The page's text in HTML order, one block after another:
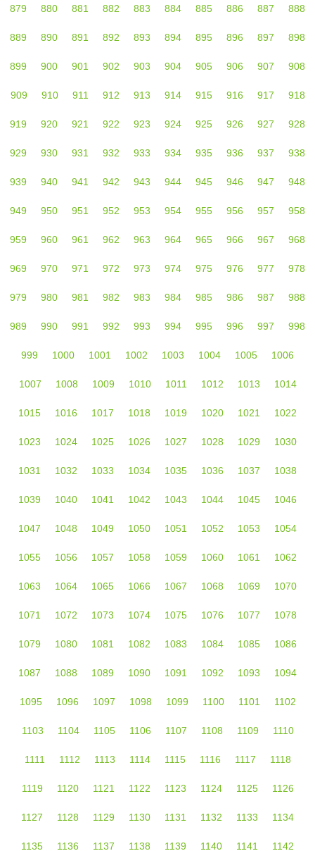
879 880 881 882 883 884 885 886 887 888
889 890 891 892 893 894 895 896 897 898
899 900 901 902 903 904 905 906 907 908
909 910 911 912 913 914 915 916 917 918
919 920 921 922 923 924 925 926 927 928
929 930 931 932 933 934 935 936 937 938
939 940 941 942 943 944 945 946 947 948
949 950 951 952 953 954 955 956 957 958
959 960 961 962 963 964 965 966 967 968
969 970 971 972 973 974 975 976 977 978
979 980 981 982 983 984 985 986 987 988
989 990 991 992 993 994 995 996 997 998
999 1000 1001 1002 1003 1004 1005 1006
1007 1008 1009 1010 1011 1012 1013 1014
1015 1016 1017 1018 1019 1020 1021 1022
1023 1024 1025 1026 1027 1028 1029 1030
1031 1032 1033 1034 1035 1036 1037 1038
1039 1040 1041 1042 1043 1044 1045 1046
1047 1048 1049 1050 1051 1052 1053 1054
1055 1056 1057 1058 1059 1060 1061 1062
1063 1064 1065 1066 1067 1068 1069 1070
1071 1072 1073 1074 1075 1076 1077 1078
1079 1080 1081 1082 1083 1084 1085 1086
1087 1088 1089 1090 1091 1092 1093 1094
1095 1096 1097 1098 1099 1100 1101 1102
1103 1104 1105 1106 1107 1108 1109 1110
1111 1112 1113 1114 1115 1116 1117 1118
1119 1120 1121 1122 1123 1124 1125 1126
1127 1128 1129 1130 1131 1132 1133 1134
1135 1136 1137 1138 1139 1140 1141 1142